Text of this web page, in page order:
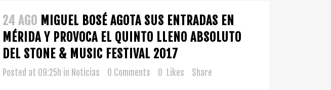
24 AGO MIGUEL BOSÉ AGOTA SUS ENTRADAS EN
MÉRIDA Y PROVOCA EL QUINTO LLENO ABSOLUTO
DEL STONE & MUSIC FESTIVAL 2017
Posted at 09:25h in Noticias 0 Comments 0 Likes Share